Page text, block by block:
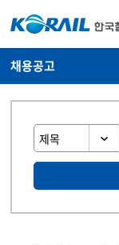
채용공고